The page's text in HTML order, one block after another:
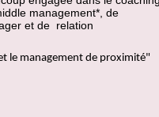
management*, de
et de relation
le management de proximité"